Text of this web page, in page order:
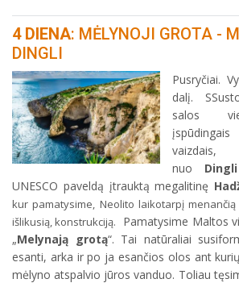
4 DIENA: MĖLYNOJI GROTA -
DINGLI
Pusryčiai.
dalį.
salos
nuo
UNESCO paveldą įtrauktą megalitinę
kur pamatysime, Neolito laikotarpį
išlikusią, konstrukciją.
Pamatysime Maltos
„Melynają grotą“. Tai natūraliai
esanti, arka ir po ja esančios olos ant
mėlyno atspalvio jūros vanduo. Toliau